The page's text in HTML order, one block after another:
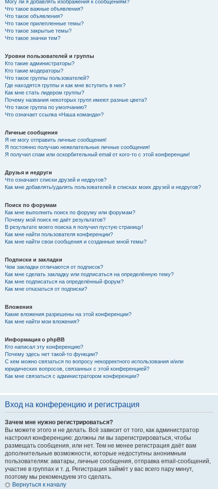
Могу ли я добавлять изображения к сообщениям?
Что такое важные объявления?
Что такое объявления?
Что такое прилепленные темы?
Что такое закрытые темы?
Что такое значки тем?
Уровни пользователей и группы
Кто такие администраторы?
Кто такие модераторы?
Что такое группы пользователей?
Где находятся группы и как мне вступить в них?
Как мне стать лидером группы?
Почему названия некоторых групп имеют разные цвета?
Что такое группа по умолчанию?
Что означает ссылка «Наша команда»?
Личные сообщения
Я не могу отправить личные сообщения!
Я постоянно получаю нежелательные личные сообщения!
Я получил спам или оскорбительный email от кого-то с этой конференции!
Друзья и недруги
Что означают списки друзей и недругов?
Как мне добавлять/удалять пользователей в списках моих друзей и недругов?
Поиск по форумам
Как мне выполнить поиск по форуму или форумам?
Почему мой поиск не даёт результатов?
В результате моего поиска я получил пустую страницу!
Как мне найти пользователя конференции?
Как мне найти свои сообщения и созданные мной темы?
Подписки и закладки
Чем закладки отличаются от подписок?
Как мне сделать закладку или подписаться на определённую тему?
Как мне подписаться на определённый форум?
Как мне отказаться от подписки?
Вложения
Какие вложения разрешены на этой конференции?
Как мне найти мои вложения?
Информация о phpBB
Кто написал эту конференцию?
Почему здесь нет такой-то функции?
С кем можно связаться по вопросу некорректного использования и/или
юридических вопросов, связанных с этой конференцией?
Как мне связаться с администратором конференции?
Вход на конференцию и регистрация
Зачем мне нужно регистрироваться?
Вы можете этого и не делать. Всё зависит от того, как администратор
настроил конференцию: должны ли вы зарегистрироваться, чтобы
размещать сообщения, или нет. Тем не менее регистрация даёт вам
дополнительные возможности, которые недоступны анонимным
пользователям: аватары, личные сообщения, отправка email-сообщений,
участие в группах и т. д. Регистрация займёт у вас всего пару минут,
поэтому мы рекомендуем это сделать.
Вернуться к началу